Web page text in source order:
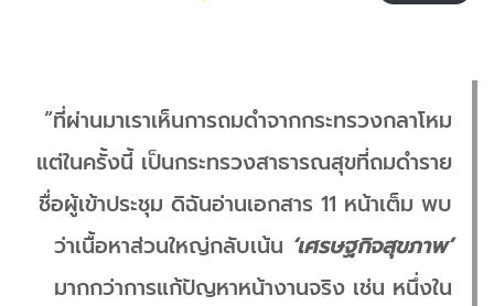
“ที่ผ่านมาเราเห็นการถมดำจากกระทรวงกลาโหม
แต่ในครั้งนี้ เป็นกระทรวงสาธารณสุขที่ถมดำราย
ชื่อผู้เข้าประชุม ดิฉันอ่านเอกสาร 11 หน้าเต็ม พบ
ว่าเนื้อหาส่วนใหญ่กลับเน้น ‘เศรษฐกิจสุขภาพ’
มากกว่าการแก้ปัญหาหน้างานจริง เช่น หนึ่งใน